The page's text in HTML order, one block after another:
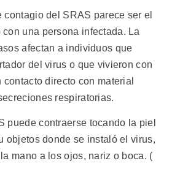
contagio del SRAS parece ser el
una persona infectada. La
afectan a individuos que
del virus o que vivieron con
directo con material
respiratorias.
puede contraerse tocando la piel
objetos donde se instaló el virus,
mano a los ojos, nariz o boca. (